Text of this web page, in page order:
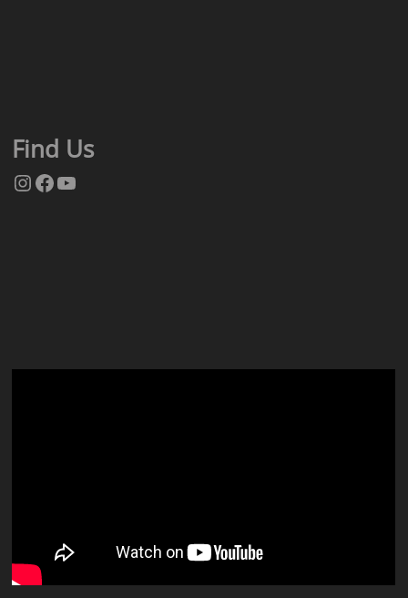
Find Us
Instagram
Facebook
YouTube